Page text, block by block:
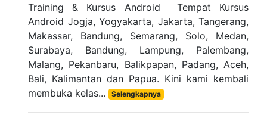
Training & Kursus Android Tempat Kursus
Android Jogja, Yogyakarta, Jakarta, Tangerang,
Makassar, Bandung, Semarang, Solo, Medan,
Surabaya, Bandung, Lampung, Palembang,
Malang, Pekanbaru, Balikpapan, Padang, Aceh,
Bali, Kalimantan dan Papua. Kini kami kembali
membuka kelas...
Selengkapnya